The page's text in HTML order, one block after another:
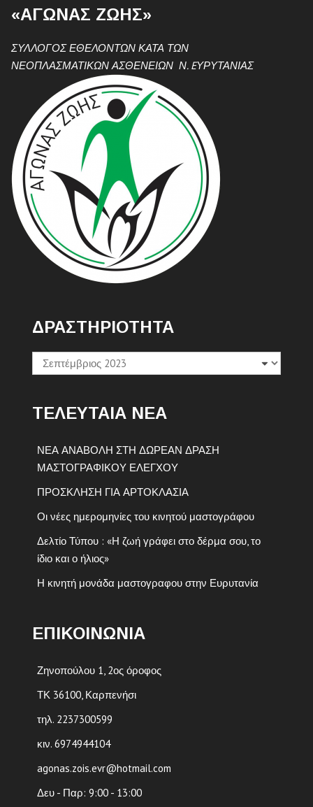
«ΑΓΩΝΑΣ ΖΩΗΣ»
ΣΥΛΛΟΓΟΣ ΕΘΕΛΟΝΤΩΝ ΚΑΤΑ ΤΩΝ
ΝΕΟΠΛΑΣΜΑΤΙΚΩΝ ΑΣΘΕΝΕΙΩΝ Ν. EΥΡΥΤΑΝΙΑΣ
ΔΡΑΣΤΗΡΙΟΤΗΤΑ
Δραστηριοτητα
ΤΕΛΕΥΤΑΙΑ ΝΕΑ
ΝΕΑ ΑΝΑΒΟΛΗ ΣΤΗ ΔΩΡΕΑΝ ΔΡΑΣΗ
ΜΑΣΤΟΓΡΑΦΙΚΟΥ ΕΛΕΓΧΟΥ
ΠΡΟΣΚΛΗΣΗ ΓΙΑ ΑΡΤΟΚΛΑΣΙΑ
Οι νέες ημερομηνίες του κινητού μαστογράφου
Δελτίο Τύπου : «Η ζωή γράφει στο δέρμα σου, το
ίδιο και ο ήλιος»
Η κινητή μονάδα μαστογραφου στην Ευρυτανία
ΕΠΙΚΟΙΝΩΝΙΑ
Ζηνοπούλου 1, 2ος όροφος
ΤΚ 36100, Καρπενήσι
τηλ. 2237300599
κιν. 6974944104
agonas.zois.evr@hotmail.com
Δευ - Παρ: 9:00 - 13:00